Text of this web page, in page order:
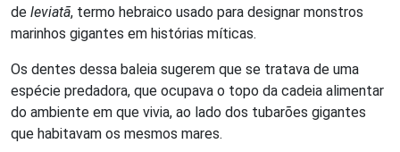
de leviatã, termo hebraico usado para designar monstros
marinhos gigantes em histórias míticas.
Os dentes dessa baleia sugerem que se tratava de uma
espécie predadora, que ocupava o topo da cadeia alimentar
do ambiente em que vivia, ao lado dos tubarões gigantes
que habitavam os mesmos mares.